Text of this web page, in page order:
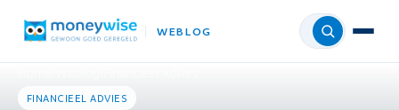
WEBLOG Menu
FINANCIEEL ADVIES